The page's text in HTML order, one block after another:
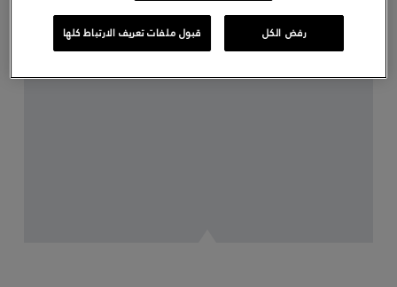
رفض الكل قبول ملفات تعريف الارتباط كلها